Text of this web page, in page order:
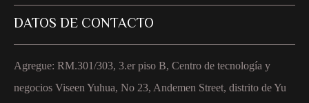
DATOS DE CONTACTO
Agregue: RM.301/303, 3.er piso B, Centro de tecnología y
negocios Viseen Yuhua, No 23, Andemen Street, distrito de Yu